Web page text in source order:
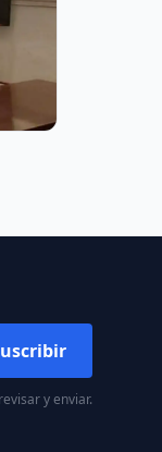
y enviar.